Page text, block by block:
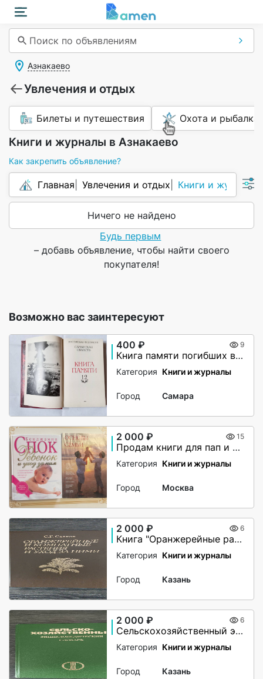
Поиск по объявлениям
Азнакаево
Увлечения и отдых
Билеты и путешествия Охота и рыбалка
Книги и журналы в Азнакаево
Как закрепить объявление?
Главная Увлечения и отдых Книги и журналы
Ничего не найдено
Будь первым
– добавь объявление, чтобы найти своего
покупателя!
Возможно вас заинтересуют
400 ₽ 9
Книга памяти погибших в годы В.О.В.
Категория Книги и журналы
Город Самара
2 000 ₽ 15
Продам книги для пап и мам(как пособие)
Категория Книги и журналы
Город Москва
2 000 ₽ 6
Книга "Оранжерейные растения"
Категория Книги и журналы
Город Казань
2 000 ₽ 6
Сельскохозяйственный энциклопедический словарь
Категория Книги и журналы
Город Казань